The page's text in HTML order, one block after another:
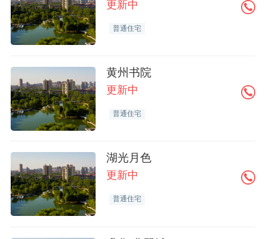
更新中
普通住宅
黄州书院
更新中
普通住宅
湖光月色
更新中
普通住宅